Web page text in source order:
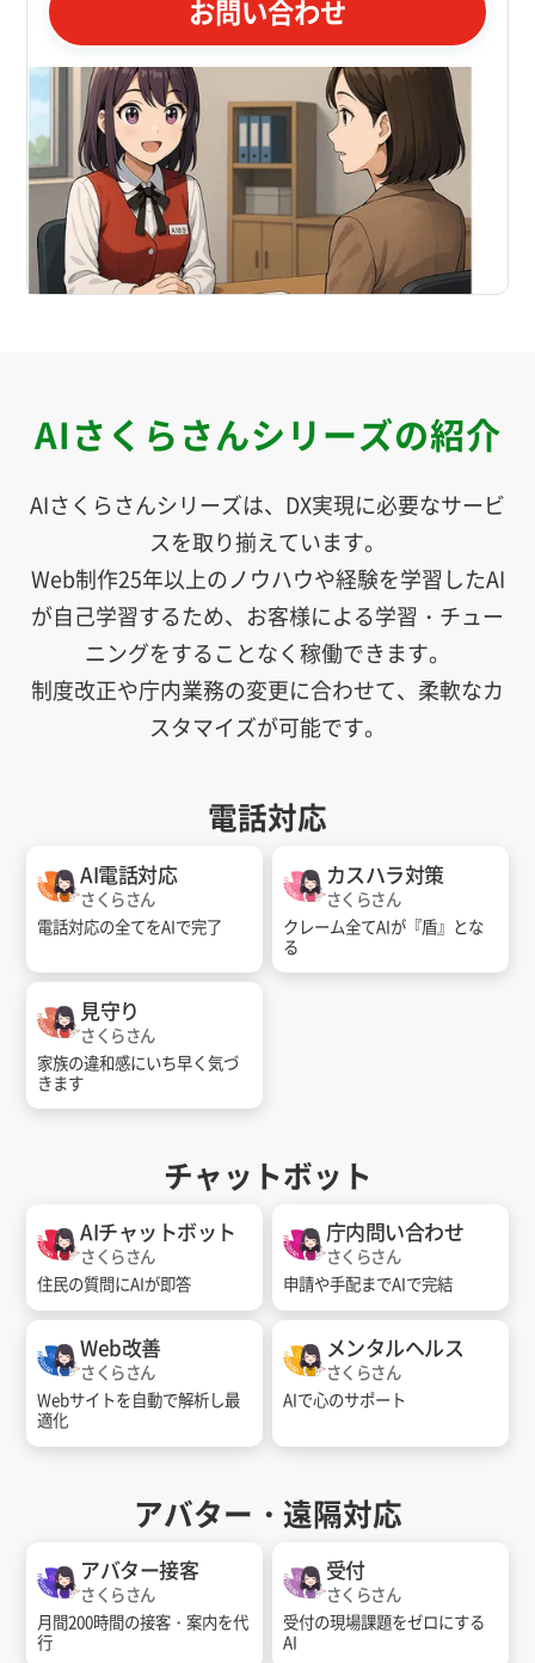
お問い合わせ
AIさくらさんシリーズの紹介
AIさくらさんシリーズは、DX実現に必要なサービ
スを取り揃えています。
Web制作25年以上のノウハウや経験を学習したAI
が自己学習するため、お客様による学習・チュー
ニングをすることなく稼働できます。
制度改正や庁内業務の変更に合わせて、柔軟なカ
スタマイズが可能です。
電話対応
AI電話対応
さくらさん
電話対応の全てをAIで完了
カスハラ対策
さくらさん
クレーム全てAIが『盾』とな
る
見守り
さくらさん
家族の違和感にいち早く気づ
きます
チャットボット
AIチャットボット
さくらさん
住民の質問にAIが即答
庁内問い合わせ
さくらさん
申請や手配までAIで完結
Web改善
さくらさん
Webサイトを自動で解析し最
適化
メンタルヘルス
さくらさん
AIで心のサポート
アバター・遠隔対応
アバター接客
さくらさん
月間200時間の接客・案内を代
行
受付
さくらさん
受付の現場課題をゼロにする
AI